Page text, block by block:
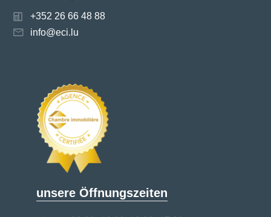
+352 26 66 48 88
info@eci.lu
unsere Öffnungszeiten